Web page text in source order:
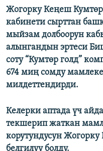
Жогорку Кеңеш
кабинети сырттан
мыйзам долбоорун
алынгандын эртеси
соту “Кумтөр голд”
674 миң сомду
милдеттендирди.
Келерки аптада үч
текшерип жаткан
корутундусун
белгилүү болду.